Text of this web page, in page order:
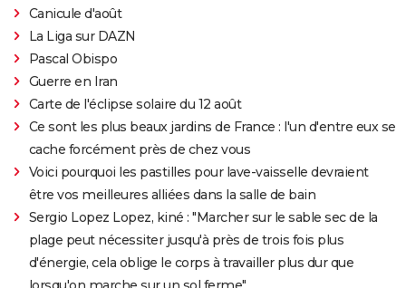
Canicule d'août
La Liga sur DAZN
Pascal Obispo
Guerre en Iran
Carte de l'éclipse solaire du 12 août
Ce sont les plus beaux jardins de France : l'un d'entre eux se
cache forcément près de chez vous
Voici pourquoi les pastilles pour lave-vaisselle devraient
être vos meilleures alliées dans la salle de bain
Sergio Lopez Lopez, kiné : "Marcher sur le sable sec de la
plage peut nécessiter jusqu'à près de trois fois plus
d'énergie, cela oblige le corps à travailler plus dur que